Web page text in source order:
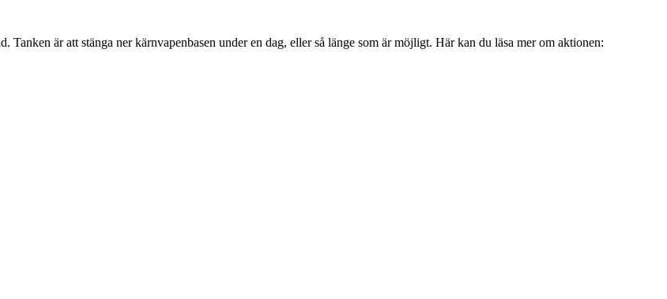
är att stänga ner kärnvapenbasen under en dag, eller så länge som är möjligt. Här kan du läsa mer om aktionen: